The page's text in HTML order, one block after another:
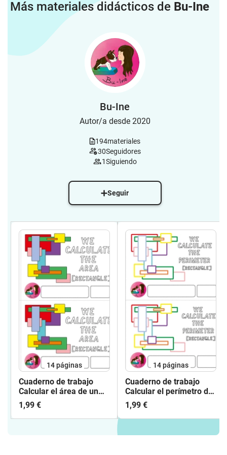
Más materiales didácticos de Bu-Ine
Bu-Ine
Autor/a desde 2020
194materiales
30Seguidores
1Siguiendo
Seguir
14páginas
Cuaderno de trabajo
Calcular el área de un
rectángulo
1,99 €
14páginas
Cuaderno de trabajo
Calcular el perímetro de
un rectángulo
1,99 €